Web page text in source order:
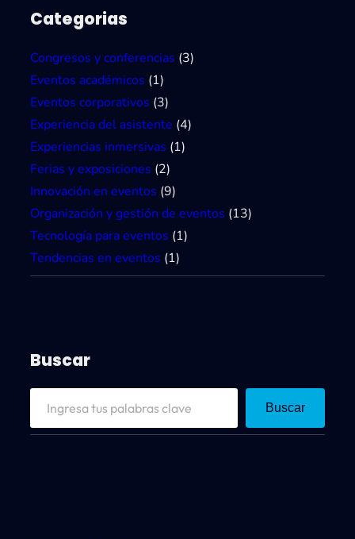
Categorias
Congresos y conferencias (3)
Eventos académicos (1)
Eventos corporativos (3)
Experiencia del asistente (4)
Experiencias inmersivas (1)
Ferias y exposiciones (2)
Innovación en eventos (9)
Organización y gestión de eventos (13)
Tecnología para eventos (1)
Tendencias en eventos (1)
Buscar
Buscar